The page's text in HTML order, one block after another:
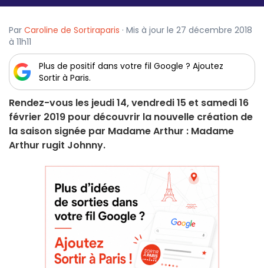
Par Caroline de Sortiraparis · Mis à jour le 27 décembre 2018
à 11h11
Plus de positif dans votre fil Google ? Ajoutez
Sortir à Paris.
Rendez-vous les jeudi 14, vendredi 15 et samedi 16
février 2019 pour découvrir la nouvelle création de
la saison signée par Madame Arthur : Madame
Arthur rugit Johnny.